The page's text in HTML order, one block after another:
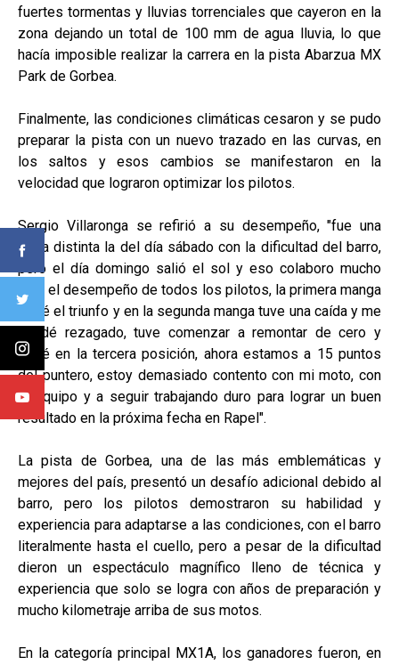
fuertes tormentas y lluvias torrenciales que cayeron en la
zona dejando un total de 100 mm de agua lluvia, lo que
hacía imposible realizar la carrera en la pista Abarzua MX
Park de Gorbea.
Finalmente, las condiciones climáticas cesaron y se pudo
preparar la pista con un nuevo trazado en las curvas, en
los saltos y esos cambios se manifestaron en la
velocidad que lograron optimizar los pilotos.
Sergio Villaronga se refirió a su desempeño, "fue una
pista distinta la del día sábado con la dificultad del barro,
pero el día domingo salió el sol y eso colaboro mucho
para el desempeño de todos los pilotos, la primera manga
logré el triunfo y en la segunda manga tuve una caída y me
quedé rezagado, tuve comenzar a remontar de cero y
cerré en la tercera posición, ahora estamos a 15 puntos
del puntero, estoy demasiado contento con mi moto, con
el equipo y a seguir trabajando duro para lograr un buen
resultado en la próxima fecha en Rapel".
La pista de Gorbea, una de las más emblemáticas y
mejores del país, presentó un desafío adicional debido al
barro, pero los pilotos demostraron su habilidad y
experiencia para adaptarse a las condiciones, con el barro
literalmente hasta el cuello, pero a pesar de la dificultad
dieron un espectáculo magnífico lleno de técnica y
experiencia que solo se logra con años de preparación y
mucho kilometraje arriba de sus motos.
En la categoría principal MX1A, los ganadores fueron, en